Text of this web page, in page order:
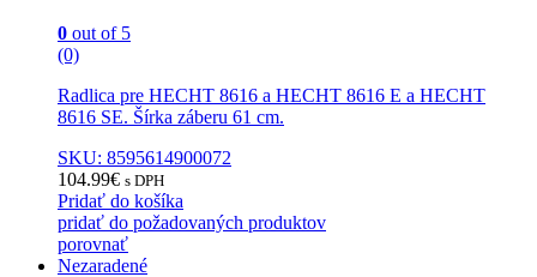
0 out of 5
(0)
Radlica pre HECHT 8616 a HECHT 8616 E a HECHT
8616 SE. Šírka záberu 61 cm.
SKU: 8595614900072
104.99€ s DPH
Pridať do košíka
pridať do požadovaných produktov
porovnať
Nezaradené